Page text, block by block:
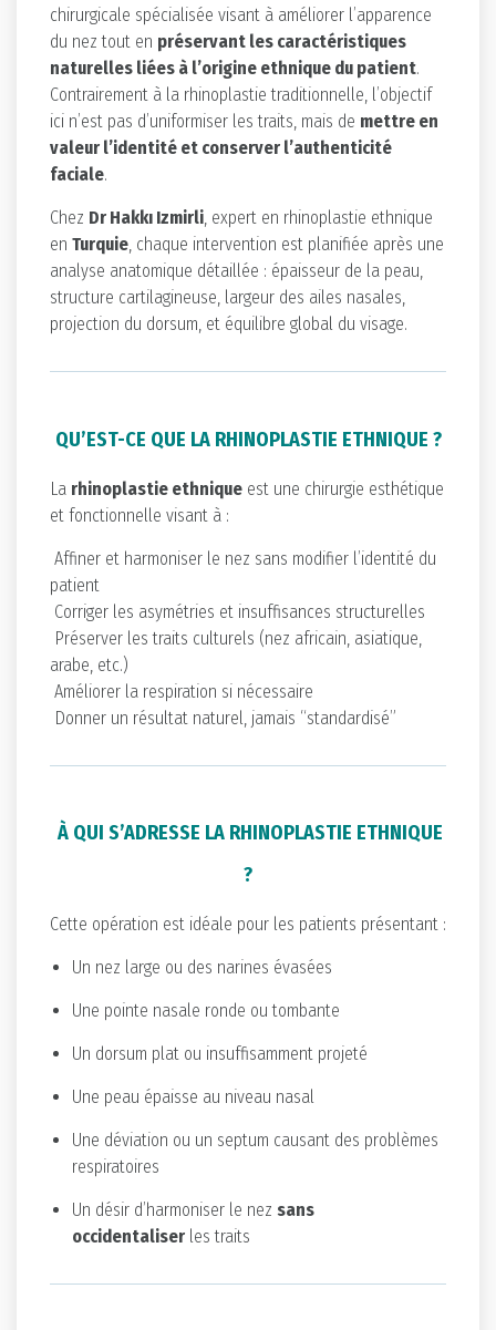
chirurgicale spécialisée visant à améliorer l’apparence
du nez tout en préservant les caractéristiques
naturelles liées à l’origine ethnique du patient.
Contrairement à la rhinoplastie traditionnelle, l’objectif
ici n’est pas d’uniformiser les traits, mais de mettre en
valeur l’identité et conserver l’authenticité
faciale.
Chez Dr Hakkı Izmirli, expert en rhinoplastie ethnique
en Turquie, chaque intervention est planifiée après une
analyse anatomique détaillée : épaisseur de la peau,
structure cartilagineuse, largeur des ailes nasales,
projection du dorsum, et équilibre global du visage.
QU’EST-CE QUE LA RHINOPLASTIE ETHNIQUE ?
La rhinoplastie ethnique est une chirurgie esthétique
et fonctionnelle visant à :
Affiner et harmoniser le nez sans modifier l’identité du
patient
Corriger les asymétries et insuffisances structurelles
Préserver les traits culturels (nez africain, asiatique,
arabe, etc.)
Améliorer la respiration si nécessaire
Donner un résultat naturel, jamais “standardisé”
À QUI S’ADRESSE LA RHINOPLASTIE ETHNIQUE
?
Cette opération est idéale pour les patients présentant :
Un nez large ou des narines évasées
Une pointe nasale ronde ou tombante
Un dorsum plat ou insuffisamment projeté
Une peau épaisse au niveau nasal
Une déviation ou un septum causant des problèmes
respiratoires
Un désir d’harmoniser le nez sans
occidentaliser les traits